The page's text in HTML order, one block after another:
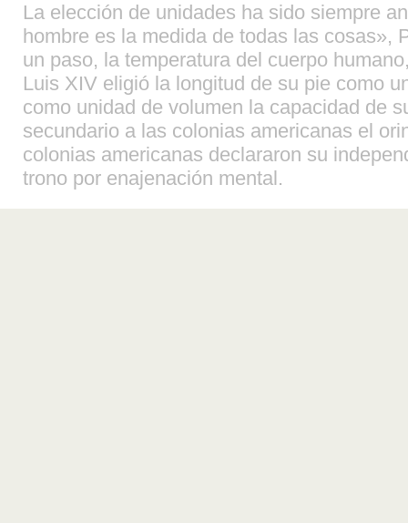
La elección de unidades ha sido siempre
hombre es la medida de todas las cosas»,
un paso, la temperatura del cuerpo
Luis XIV eligió la longitud de su pie como
como unidad de volumen la capacidad de
secundario a las colonias americanas el
colonias americanas declararon su
trono por enajenación mental.